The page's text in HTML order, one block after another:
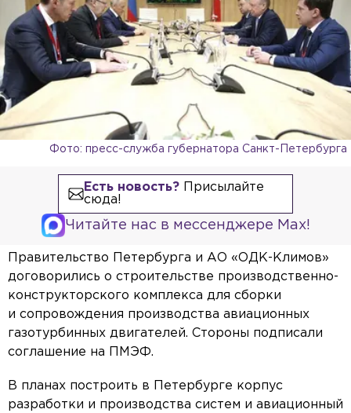
Фото: пресс-служба губернатора Санкт-Петербурга
Есть новость?Присылайте
сюда!
Читайте нас в мессенджере Max!
Правительство Петербурга и АО «ОДК-Климов»
договорились о строительстве производственно-
конструкторского комплекса для сборки
и сопровождения производства авиационных
газотурбинных двигателей. Стороны подписали
соглашение на ПМЭФ.
В планах построить в Петербурге корпус
разработки и производства систем и авиационный